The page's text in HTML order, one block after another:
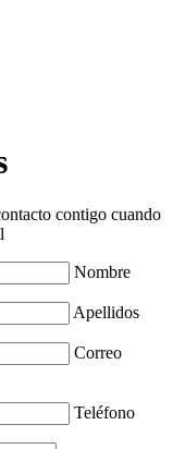
contigo cuando
Nombre
Apellidos
Correo
Teléfono